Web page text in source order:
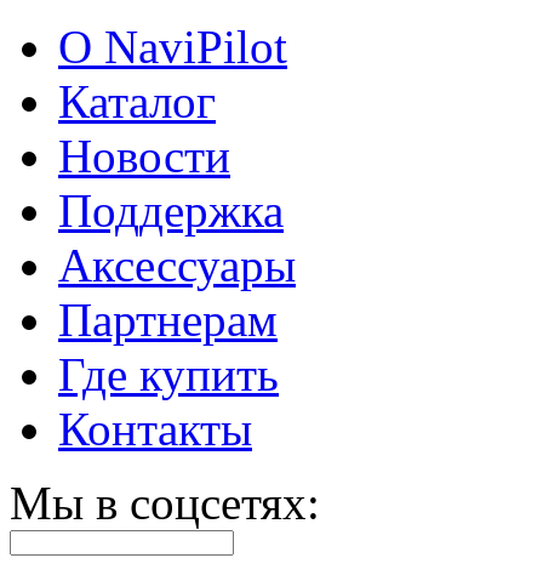
О NaviPilot
Каталог
Новости
Поддержка
Аксессуары
Партнерам
Где купить
Контакты
Мы в соцсетях: